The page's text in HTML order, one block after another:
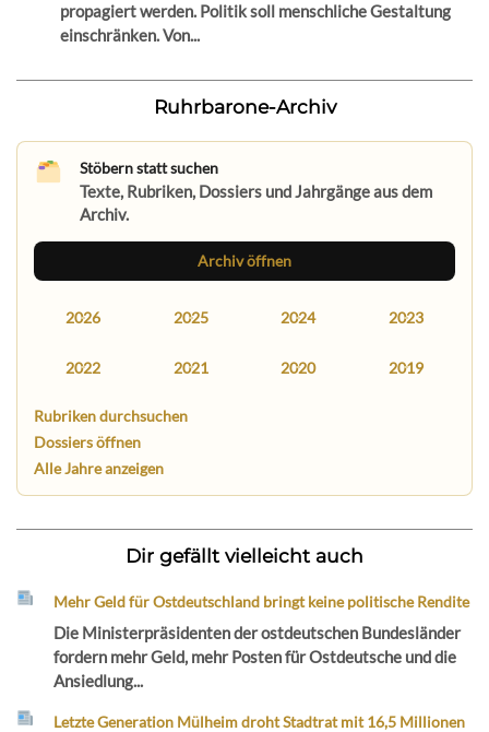
propagiert werden. Politik soll menschliche Gestaltung
einschränken. Von...
Ruhrbarone-Archiv
Stöbern statt suchen
Texte, Rubriken, Dossiers und Jahrgänge aus dem
Archiv.
Archiv öffnen
2026 2025 2024 2023
2022 2021 2020 2019
Rubriken durchsuchen
Dossiers öffnen
Alle Jahre anzeigen
Dir gefällt vielleicht auch
Mehr Geld für Ostdeutschland bringt keine politische Rendite
Die Ministerpräsidenten der ostdeutschen Bundesländer
fordern mehr Geld, mehr Posten für Ostdeutsche und die
Ansiedlung...
Letzte Generation Mülheim droht Stadtrat mit 16,5 Millionen